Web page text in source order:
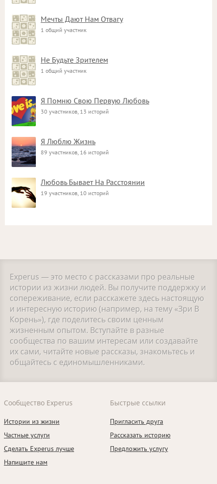
Мечты Дают Нам Отвагу
1 общий участник
Не Будьте Зрителем
1 общий участник
Я Помню Свою Первую Любовь
30 участников, 13 историй
Я Люблю Жизнь
89 участников, 16 историй
Любовь Бывает На Расстоянии
19 участников, 10 историй
Experus — это место с рассказами про реальные
истории из жизни людей. Вы получите поддержку и
сопереживание, если расскажете здесь настоящую
и интересную историю (например, на тему «Зри В
Корень»), где поделитесь своим ценным
жизненным опытом. Вступайте в разные
сообщества по вашим интересам или создавайте
их сами, читайте новые рассказы, знакомьтесь и
общайтесь с единомышленниками.
Сообщество Experus
Истории из жизни
Частные услуги
Сделать Experus лучше
Напишите нам
Быстрые ссылки
Пригласить друга
Рассказать историю
Предложить услугу